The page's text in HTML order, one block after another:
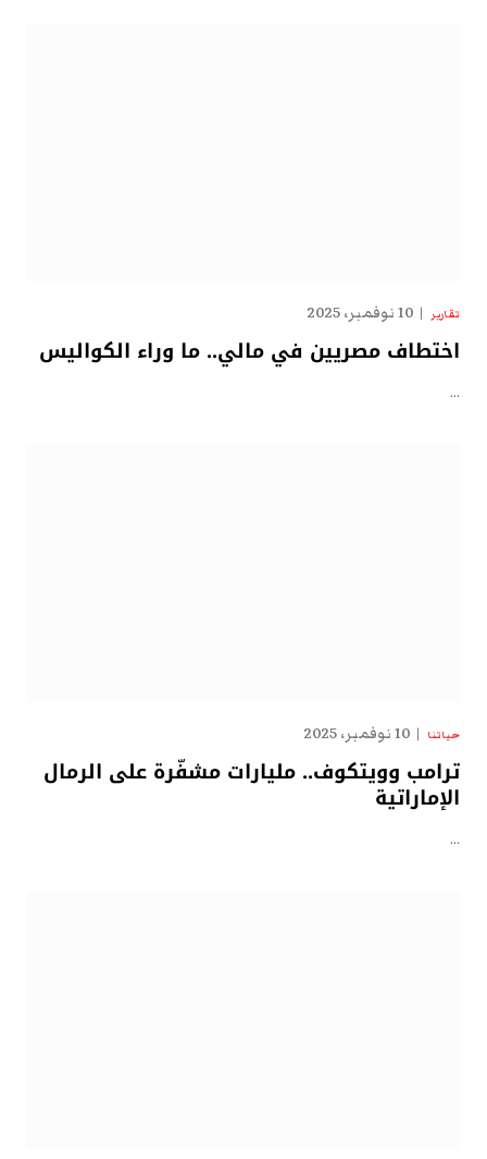
تقارير 10 نوفمبر، 2025
اختطاف مصريين في مالي.. ما وراء الكواليس
…
حياتنا 10 نوفمبر، 2025
ترامب وويتكوف.. مليارات مشفّرة على الرمال
الإماراتية
…